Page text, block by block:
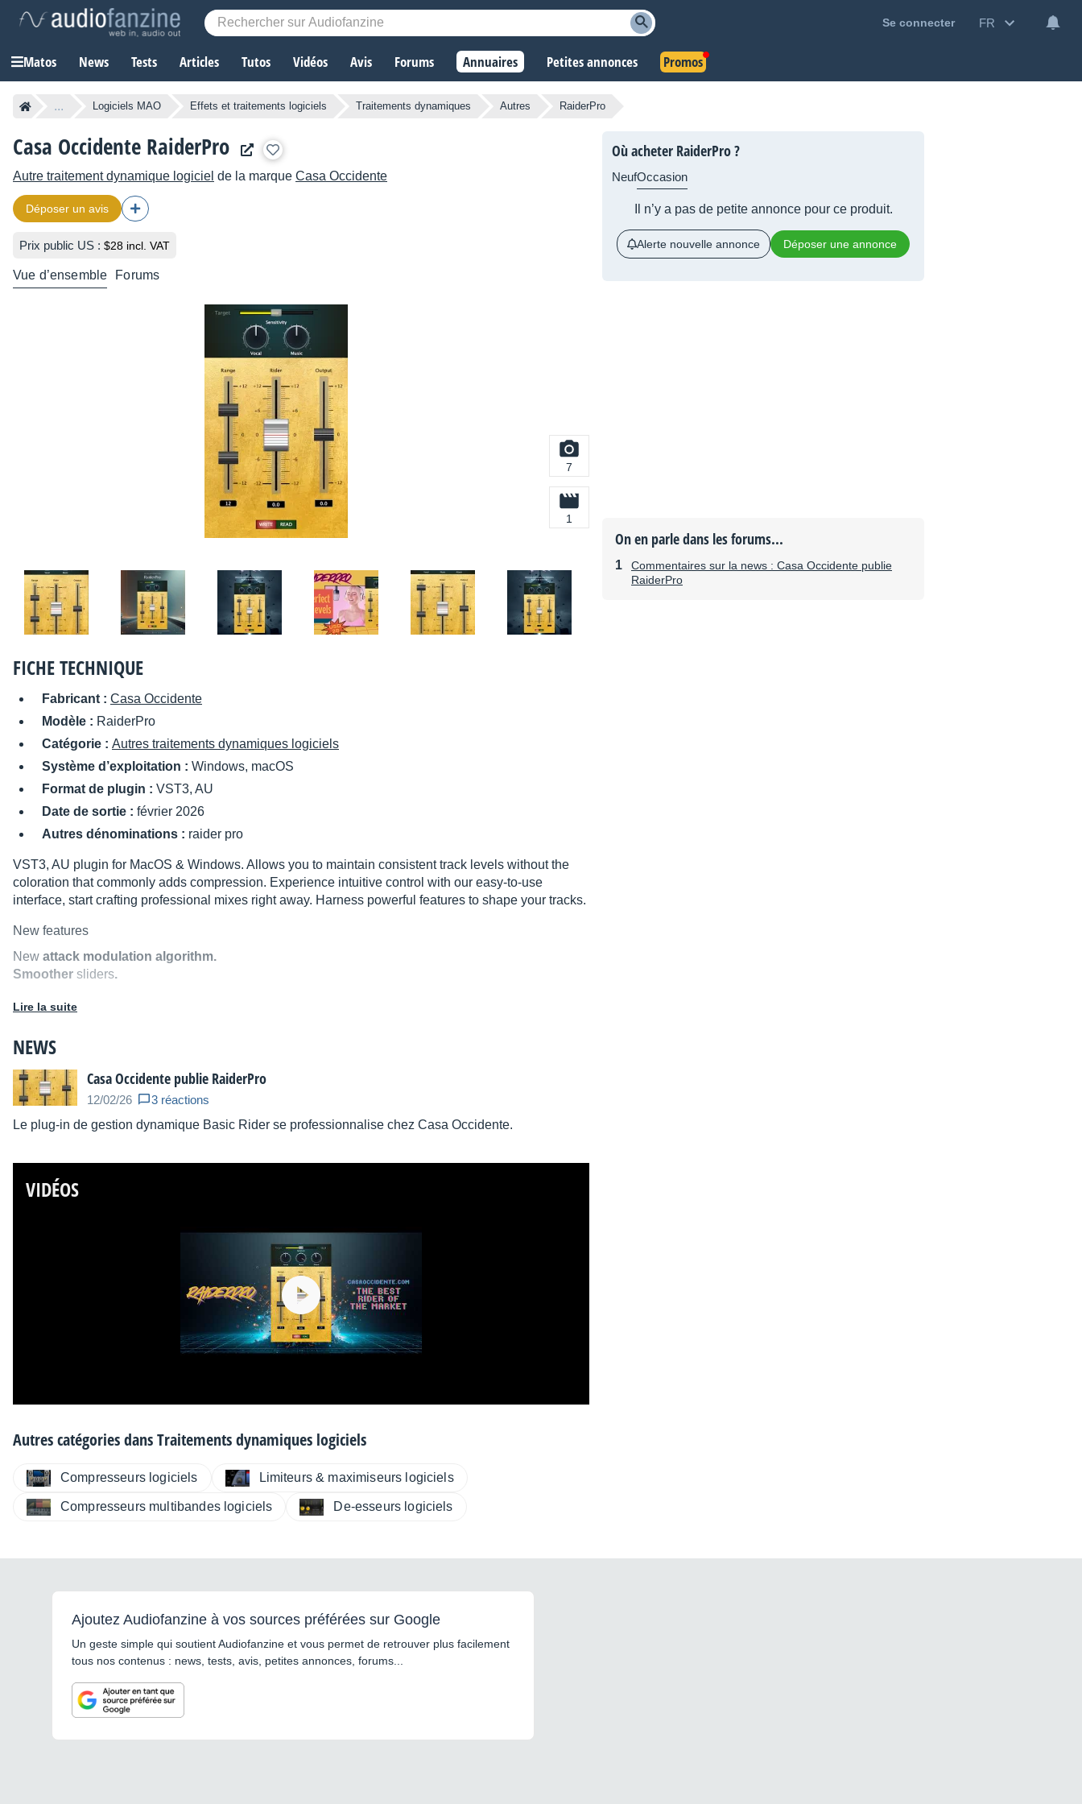
Se connecter FR
Matos News Tests Articles Tutos Vidéos Avis Forums Annuaires Petites annonces Promos
... Logiciels MAO Effets et traitements logiciels Traitements dynamiques Autres RaiderPro
Casa Occidente RaiderPro
Autre traitement dynamique logiciel de la marque Casa Occidente
Déposer un avis
Prix public US : $28 incl. VAT
Vue d’ensemble Forums
7
1
FICHE TECHNIQUE
Fabricant : Casa Occidente
Modèle : RaiderPro
Catégorie : Autres traitements dynamiques logiciels
Système d’exploitation : Windows, macOS
Format de plugin : VST3, AU
Date de sortie : février 2026
Autres dénominations : raider pro
VST3, AU plugin for MacOS & Windows. Allows you to maintain consistent track levels without the
coloration that commonly adds compression. Experience intuitive control with our easy-to-use
interface, start crafting professional mixes right away. Harness powerful features to shape your tracks.
New features
New attack modulation algorithm.
Smoother sliders.
Increased Reliability
Performance
Lire la suite
NEWS
Casa Occidente publie RaiderPro
12/02/26
3 réactions
Le plug-in de gestion dynamique Basic Rider se professionnalise chez Casa Occidente.
VIDÉOS
Autres catégories dansTraitements dynamiques logiciels
Compresseurs logiciels Limiteurs & maximiseurs logiciels
Compresseurs multibandes logiciels De-esseurs logiciels
Où acheter RaiderPro ?
NeufOccasion
Il n’y a pas de petite annonce pour ce produit.
Alerte nouvelle annonce Déposer une annonce
On en parle dans les forums...
Commentaires sur la news : Casa Occidente publie
RaiderPro
Ajoutez Audiofanzine à vos sources préférées sur Google
Un geste simple qui soutient Audiofanzine et vous permet de retrouver plus facilement
tous nos contenus : news, tests, avis, petites annonces, forums...